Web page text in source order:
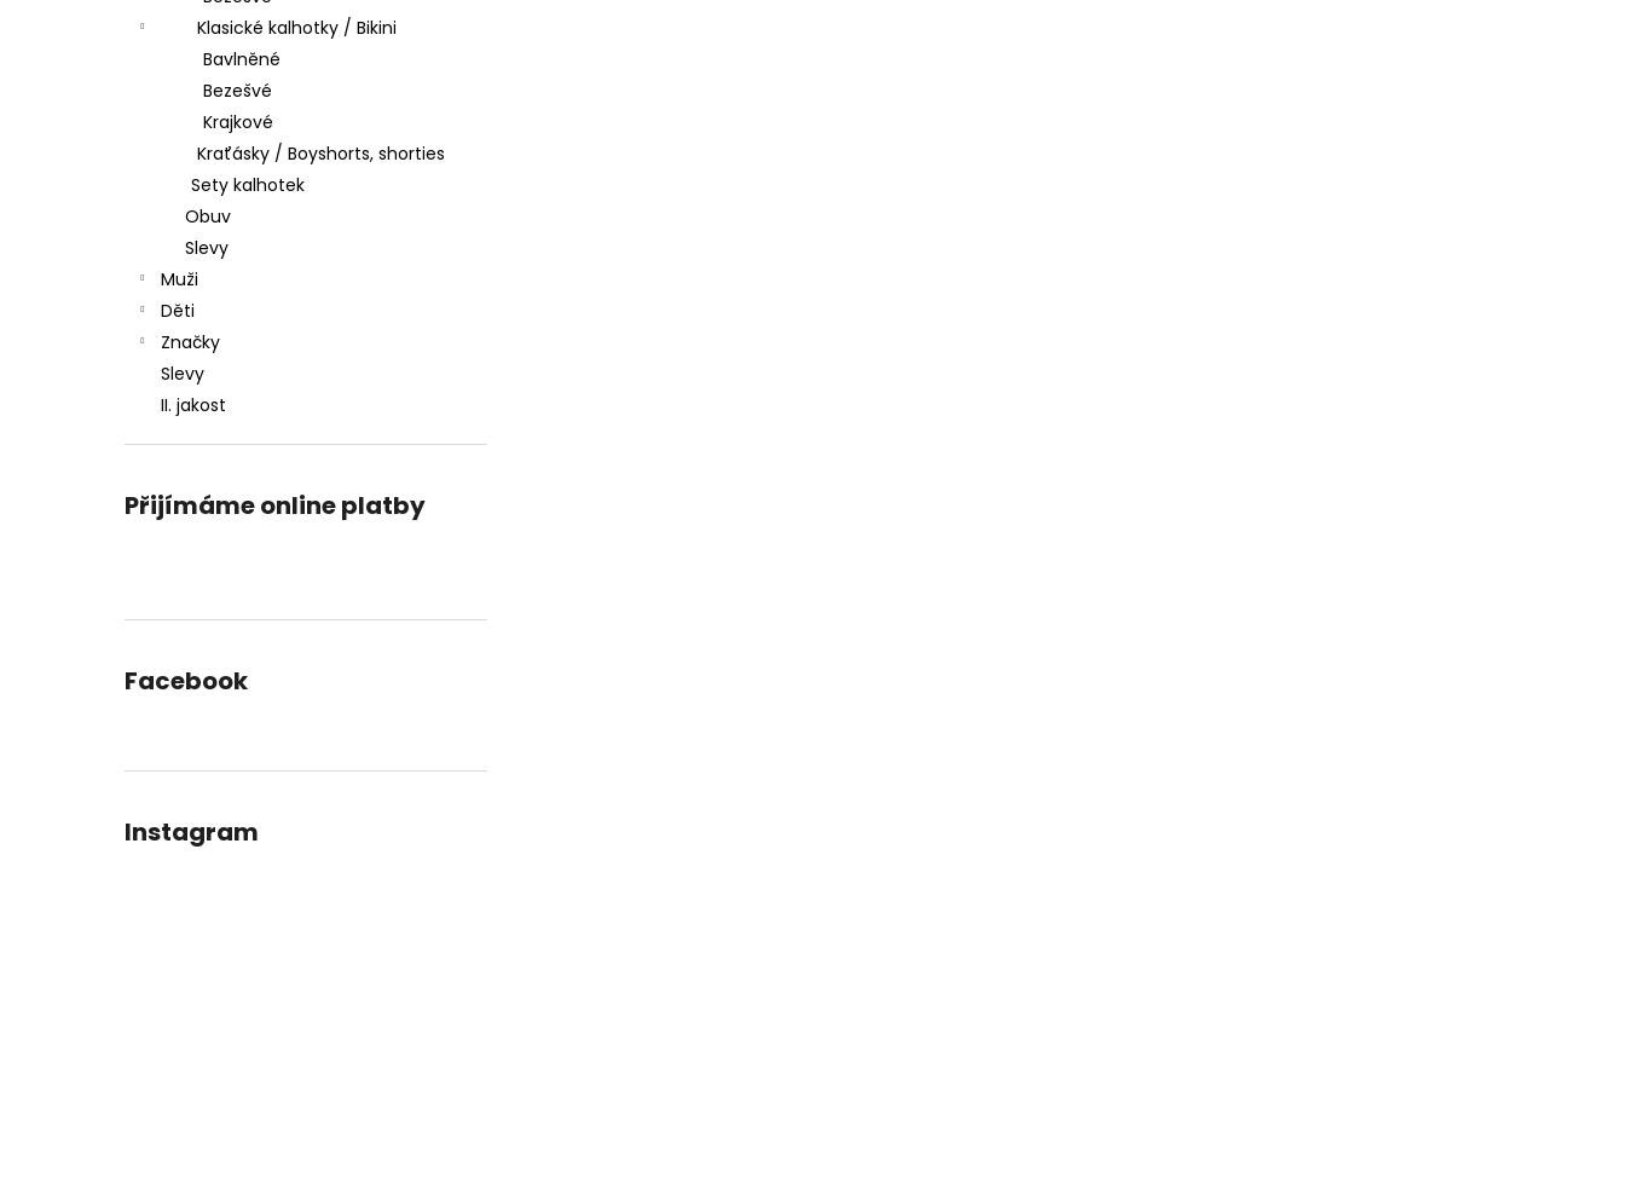
Klasické kalhotky / Bikini
Bavlněné
Bezešvé
Krajkové
Kraťásky / Boyshorts, shorties
Sety kalhotek
Obuv
Slevy
Muži
Děti
Značky
Slevy
II. jakost
Přijímáme online platby
Facebook
Instagram